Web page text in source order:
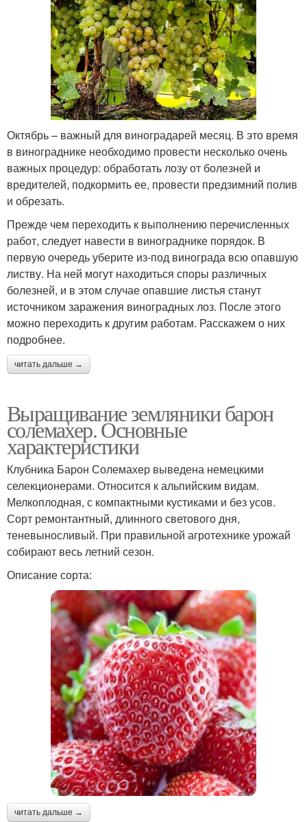
Октябрь – важный для виноградарей месяц. В это время
в винограднике необходимо провести несколько очень
важных процедур: обработать лозу от болезней и
вредителей, подкормить ее, провести предзимний полив
и обрезать.
Прежде чем переходить к выполнению перечисленных
работ, следует навести в винограднике порядок. В
первую очередь уберите из-под винограда всю опавшую
листву. На ней могут находиться споры различных
болезней, и в этом случае опавшие листья станут
источником заражения виноградных лоз. После этого
можно переходить к другим работам. Расскажем о них
подробнее.
читать дальше →
Выращивание земляники барон
солемахер. Основные
характеристики
Клубника Барон Солемахер выведена немецкими
селекционерами. Относится к альпийским видам.
Мелкоплодная, с компактными кустиками и без усов.
Сорт ремонтантный, длинного светового дня,
теневыносливый. При правильной агротехнике урожай
собирают весь летний сезон.
Описание сорта:
читать дальше →